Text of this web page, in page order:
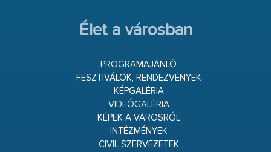
Élet a városban
PROGRAMAJÁNLÓ
FESZTIVÁLOK, RENDEZVÉNYEK
KÉPGALÉRIA
VIDEÓGALÉRIA
KÉPEK A VÁROSRÓL
INTÉZMÉNYEK
CIVIL SZERVEZETEK